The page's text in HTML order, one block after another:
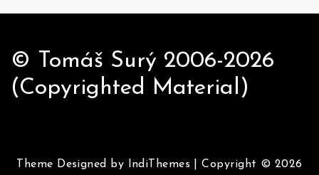
© Tomáš Surý 2006-2026
(Copyrighted Material)
Theme Designed by IndiThemes |Copyright © 2026